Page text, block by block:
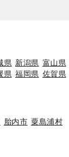
県 新潟県 富山県
県 福岡県 佐賀県
胎内市 粟島浦村